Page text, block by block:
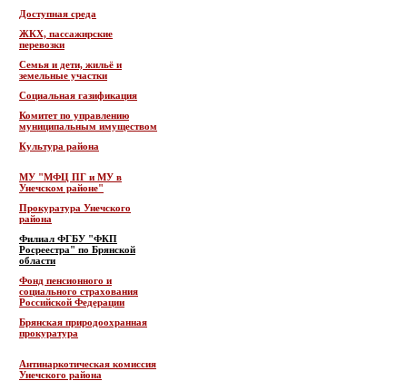
Доступная среда
ЖКХ, пассажирские
перевозки
Семья и дети, жильё и
земельные участки
Социальная газификация
Комитет по управлению
муниципальным имуществом
Культура района
МУ "МФЦ ПГ и МУ в
Унечском районе"
Прокуратура Унечского
района
Филиал ФГБУ "ФКП
Росреестра" по Брянской
области
Фонд пенсионного и
социального страхования
Российской Федерации
Брянская природоохранная
прокуратура
Антинаркотическая комиссия
Унечского района